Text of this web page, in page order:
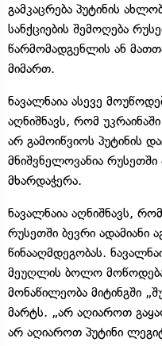
გამკაცრება პუტინის
სანქციების შემოღება
წარმომადგენლის ან
მიმართ.
ნავალნაია ასევე
აღნიშნავს, რომ
არ გამოიწვიოს პუტინის
მნიშვნელოვანია რუსეთში
მხარდაჭერა.
ნავალნაია აღნიშნავს,
რუსეთში ბევრი ადამიანი
წინააღმდეგობას.
მეუღლის ბოლო
მონაწილეობა მიტინგში
მარტს. „არ აღიაროთ
არ აღიაროთ პუტინი